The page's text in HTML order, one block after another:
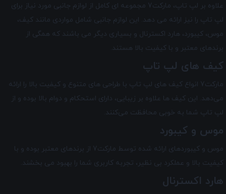
علاوه بر لپ تاپ، مارکت7 مجموعه ای کامل از لوازم جانبی مورد نیاز برای
لپ تاپ را نیز ارائه می دهد. این لوازم جانبی شامل مواردی مانند کیف،
موس، کیبورد، هارد اکسترنال و بسیاری دیگر می باشند که همگی از
برندهای معتبر و با کیفیت بالا هستند.
کیف ‌های لپ تاپ
مارکت7 انواع کیف ‌های لپ تاپ با طراحی‌ های متنوع و کیفیت بالا را ارائه
می‌دهد. این کیف ‌ها علاوه بر زیبایی، دارای استحکام و دوام بالا بوده و از
لپ تاپ شما به خوبی محافظت می‌کنند.
موس و کیبورد
موس و کیبورد‌های ارائه شده توسط مارکت7 از برندهای معتبر بوده و با
کیفیت بالا و عملکرد بی ‌نظیر، تجربه کاربری شما را بهبود می‌ بخشند.
هارد اکسترنال